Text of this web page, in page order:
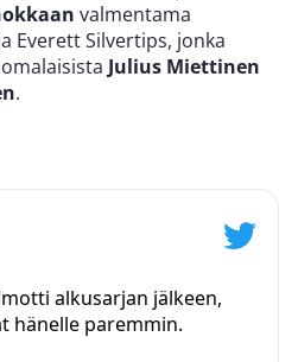
valmentama
Everett Silvertips, jonka
Julius Miettinen
.
alkusarjan jälkeen,
hänelle paremmin.